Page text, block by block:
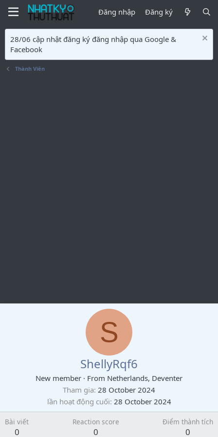
Đăng nhập Đăng ký
28/06 cập nhật đăng ký đăng nhập qua Google &
Facebook
Thành Viên
S
ShellyRqf6
New member · From Netherlands, Deventer
Tham gia 28 October 2024
lần hoạt động cuối 28 October 2024
Bài viết
0
Reaction score
0
Điểm thành tích
0